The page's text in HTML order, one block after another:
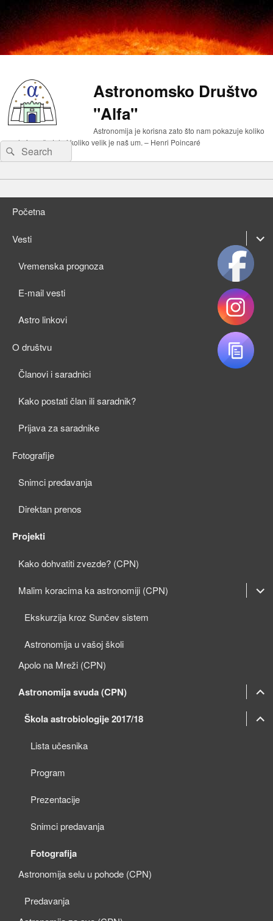
Astronomsko Društvo
"Alfa"
Astronomija je korisna zato što nam pokazuje koliko
malo je naše telo i koliko velik je naš um. – Henri Poincaré
Search
for:
Search
menuSkip
content
Skip
to
Početna
Vesti
child
menu
Vremenska prognoza
E-mail vesti
Astro linkovi
O društvu
child
menu
Članovi i saradnici
Kako postati član ili saradnik?
Prijava za saradnike
Fotografije
Snimci predavanja
Direktan prenos
Projekti
Kako dohvatiti zvezde? (CPN)
Malim koracima ka astronomiji (CPN)
Ekskurzija kroz Sunčev sistem
Astronomija u vašoj školi
Apolo na Mreži (CPN)
Astronomija svuda (CPN)
menu
Škola astrobiologije 2017/18
Lista učesnika
Program
Prezentacije
Snimci predavanja
Fotografija
Astronomija selu u pohode (CPN)
Predavanja